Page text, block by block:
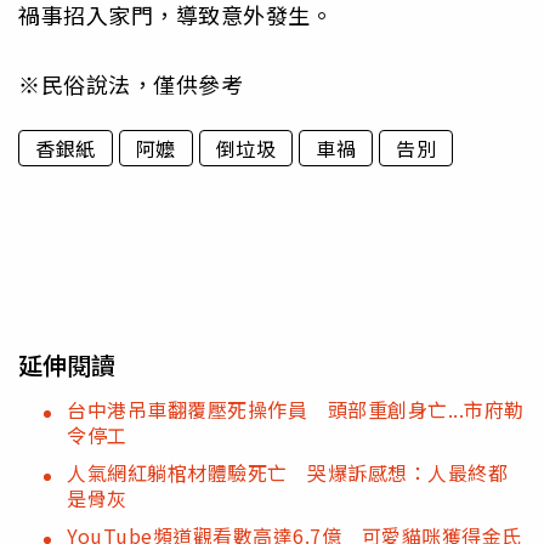
禍事招入家門，導致意外發生。
※民俗說法，僅供參考
香銀紙 阿嬤 倒垃圾 車禍 告別
延伸閱讀
台中港吊車翻覆壓死操作員 頭部重創身亡...市府勒
令停工
人氣網紅躺棺材體驗死亡 哭爆訴感想：人最終都
是骨灰
YouTube頻道觀看數高達6.7億 可愛貓咪獲得金氏